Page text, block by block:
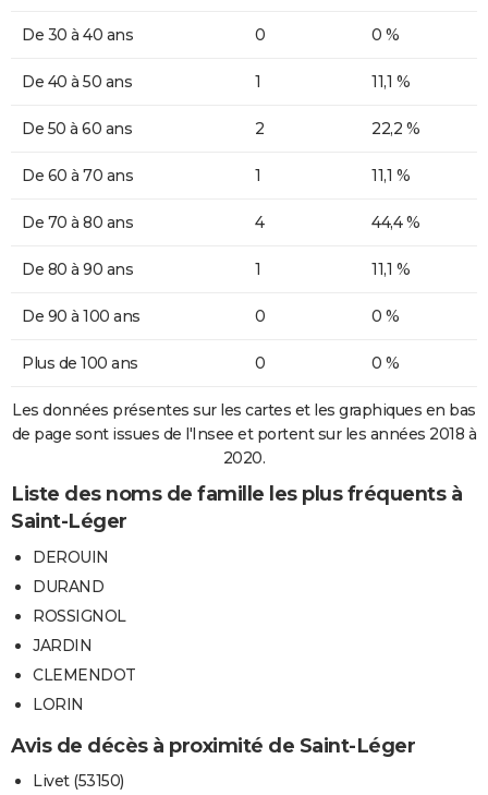
De 30 à 40 ans 0 0 %
De 40 à 50 ans 1 11,1 %
De 50 à 60 ans 2 22,2 %
De 60 à 70 ans 1 11,1 %
De 70 à 80 ans 4 44,4 %
De 80 à 90 ans 1 11,1 %
De 90 à 100 ans 0 0 %
Plus de 100 ans 0 0 %
Les données présentes sur les cartes et les graphiques en bas
de page sont issues de l'Insee et portent sur les années 2018 à
2020.
Liste des noms de famille les plus fréquents à
Saint-Léger
DEROUIN
DURAND
ROSSIGNOL
JARDIN
CLEMENDOT
LORIN
Avis de décès à proximité de Saint-Léger
Livet (53150)